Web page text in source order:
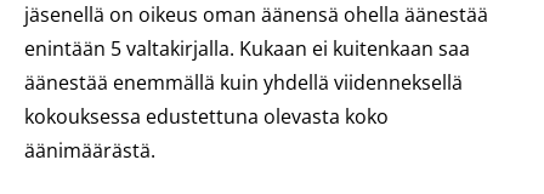
jäsenellä on oikeus oman äänensä ohella äänestää
enintään 5 valtakirjalla. Kukaan ei kuitenkaan saa
äänestää enemmällä kuin yhdellä viidenneksellä
kokouksessa edustettuna olevasta koko
äänimäärästä.